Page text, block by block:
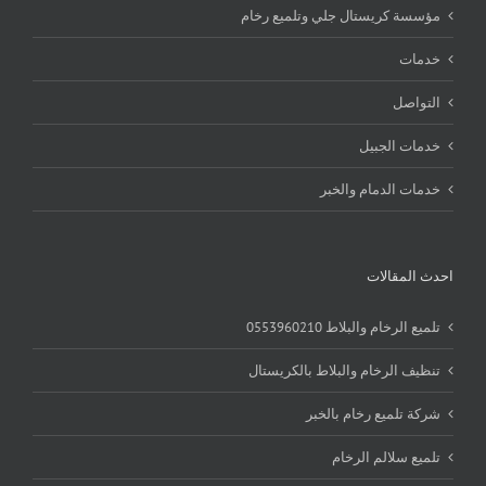
مؤسسة كريستال جلي وتلميع رخام
خدمات
التواصل
خدمات الجبيل
خدمات الدمام والخبر
احدث المقالات
تلميع الرخام والبلاط 0553960210
تنظيف الرخام والبلاط بالكريستال
شركة تلميع رخام بالخبر
تلميع سلالم الرخام